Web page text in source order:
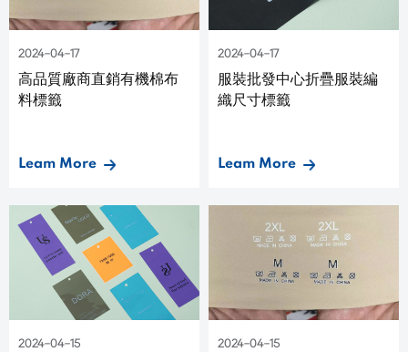
2024-04-17
高品質廠商直銷有機棉布
料標籤
Leam More
2024-04-17
服裝批發中心折疊服裝編
織尺寸標籤
Leam More
2024-04-15 2024-04-15